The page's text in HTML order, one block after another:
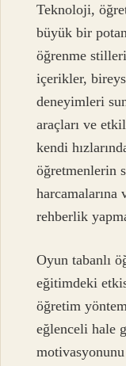
Teknoloji,
büyük bir
öğrenme
içerikler,
deneyimleri
araçları ve
kendi
öğretmenlerin
harcamalarına
rehberlik
Oyun tabanlı
eğitimdeki
öğretim
eğlenceli hale